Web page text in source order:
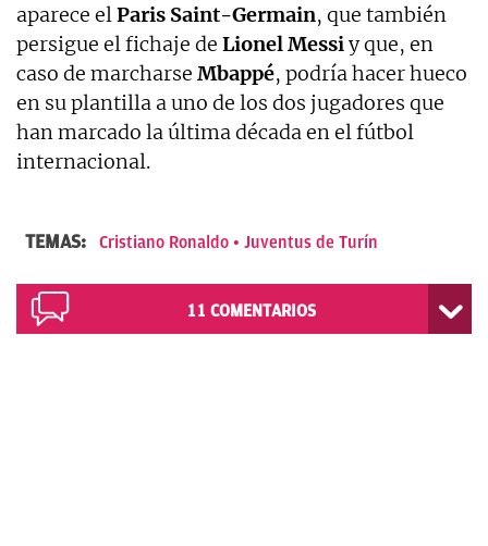
aparece elParis Saint-Germain, que también
persigue el fichaje de Lionel Messiy que, en
caso de marcharse Mbappé, podría hacer hueco
en su plantilla a uno de los dos jugadores que
han marcado la última década en el fútbol
internacional.
TEMAS: Cristiano Ronaldo Juventus de Turín
11 COMENTARIOS